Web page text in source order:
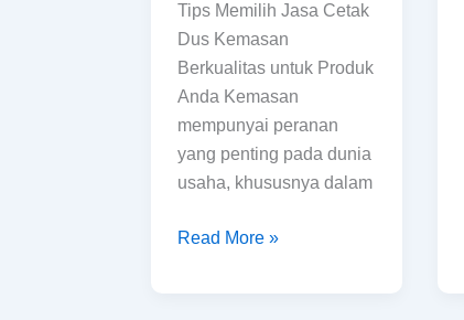
Tips Memilih Jasa Cetak
Dus Kemasan
Berkualitas untuk Produk
Anda Kemasan
mempunyai peranan
yang penting pada dunia
usaha, khususnya dalam
Kemasan
Berkualitas
untuk
Produk
Anda
Read More »